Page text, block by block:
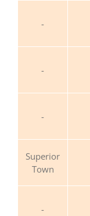
Superior
Town